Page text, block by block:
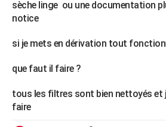
Art de vivre
Bien-être
Loisirs
Mode
Modes de vie
SANTE
Alimentation
Guide de la santé
Maladies
Médicaments
Sommeil
VOYAGE
Destinations
City break
Voyage nature
Voyage de noces
Forum
Climat
+PHOTO
GUIDES D'ACHAT
sèche linge ou une documentation
notice
si je mets en dérivation tout
que faut il faire ?
tous les filtres sont bien nettoyés et
faire